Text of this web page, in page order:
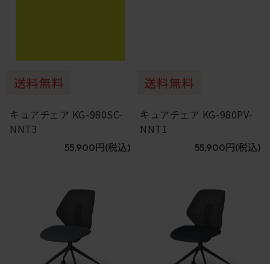
キュアチェア KG-980SC-
NNT3
55,900円 (税込)
キュアチェア KG-980PV-
NNT1
55,900円 (税込)